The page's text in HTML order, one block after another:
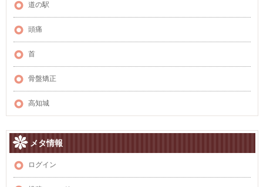
道の駅
頭痛
首
骨盤矯正
高知城
メタ情報
ログイン